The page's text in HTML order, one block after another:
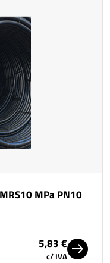
MPa PN10
5,83 €
c/ IVA